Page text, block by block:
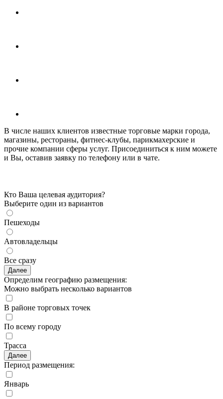
В числе наших клиентов известные торговые марки города,
магазины, рестораны, фитнес-клубы, парикмахерские и
прочие компании сферы услуг. Присоединиться к ним можете
и Вы, оставив заявку по телефону или в чате.
Кто Ваша целевая аудитория?
Выберите один из вариантов
Пешеходы
Автовладельцы
Все сразу
Далее
Определим географию размещения:
Можно выбрать несколько вариантов
В районе торговых точек
По всему городу
Трасса
Далее
Период размещения:
Январь